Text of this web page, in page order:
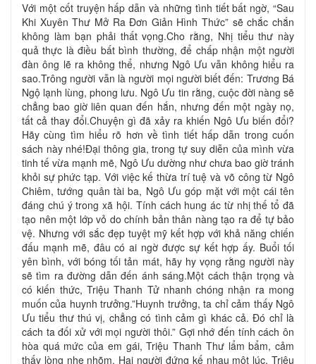
Với một cốt truyện hấp dẫn và những tình tiết bất ngờ, “Sau
Khi Xuyên Thư Mở Ra Đơn Giản Hình Thức” sẽ chắc chắn
không làm bạn phải thất vọng.Cho rằng, Nhị tiểu thư này
quả thực là điều bất bình thường, để chấp nhận một người
đàn ông lẽ ra không thể, nhưng Ngô Ưu vẫn không hiểu ra
sao.Trông người vẫn là người mọi người biết đến: Trương Bá
Ngộ lạnh lùng, phong lưu. Ngô Ưu tin rằng, cuộc đời nàng sẽ
chẳng bao giờ liên quan đến hắn, nhưng đến một ngày nọ,
tất cả thay đổi.Chuyện gì đã xảy ra khiến Ngô Ưu biến đổi?
Hãy cùng tìm hiểu rõ hơn về tình tiết hấp dẫn trong cuốn
sách này nhé!Đại thông gia, trong tự suy diễn của mình vừa
tinh tế vừa mạnh mẽ, Ngô Ưu dường như chưa bao giờ tránh
khỏi sự phức tạp. Với việc kế thừa trí tuệ và võ công từ Ngô
Chiêm, tướng quân tài ba, Ngô Ưu góp mặt với một cái tên
đáng chú ý trong xã hội. Tính cách hung ác từ nhị thế tổ đã
tạo nên một lớp vỏ do chính bản thân nàng tạo ra để tự bảo
vệ. Nhưng với sắc đẹp tuyệt mỹ kết hợp với khả năng chiến
đấu mạnh mẽ, đâu có ai ngờ được sự kết hợp ấy. Buổi tối
yên bình, với bóng tối tản mát, hãy hy vọng rằng người này
sẽ tìm ra đường dẫn đến ánh sáng.Một cách thận trọng và
có kiến thức, Triệu Thanh Tử nhanh chóng nhận ra mong
muốn của huynh trưởng.”Huynh trưởng, ta chỉ cảm thấy Ngô
Ưu tiểu thư thú vị, chẳng có tình cảm gì khác cả. Đó chỉ là
cách ta đối xử với mọi người thôi.” Gợi nhớ đến tính cách ôn
hòa quá mức của em gái, Triệu Thanh Thư lẩm bẩm, cảm
thấy lòng nhẹ nhõm. Hai người đứng kế nhau một lúc, Triệu